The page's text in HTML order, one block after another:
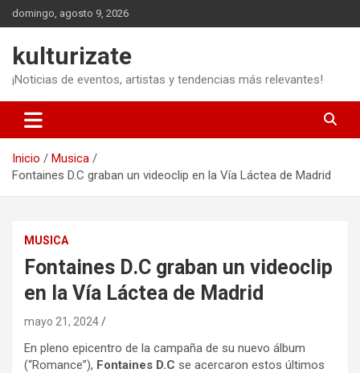
Saltar
al
domingo, agosto 9, 2026
kulturizate
¡Noticias de eventos, artistas y tendencias más relevantes!
Inicio
Musica
Fontaines D.C graban un videoclip en la Vía Láctea de Madrid
MUSICA
Fontaines D.C graban un videoclip
en la Vía Láctea de Madrid
mayo 21, 2024
En pleno epicentro de la campaña de su nuevo álbum
(“Romance”), Fontaines D.C se acercaron estos últimos